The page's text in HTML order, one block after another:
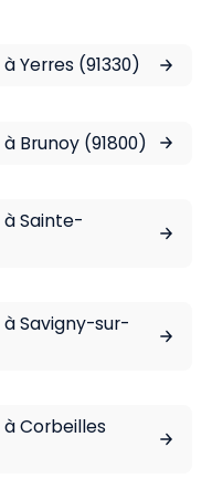
Yerres (91330)
Brunoy (91800)
Sainte-
Savigny-sur-
Corbeilles